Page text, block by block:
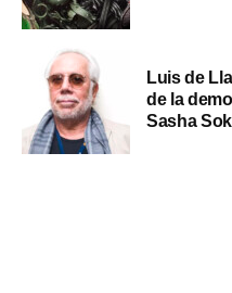
Luis de
de la
Sasha